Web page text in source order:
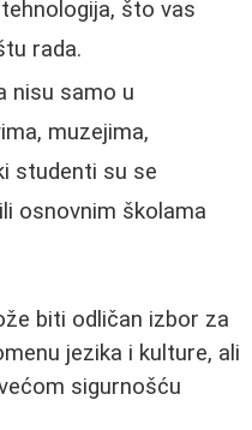
što vas
rada.
nisu samo u
muzejima,
studenti su se
osnovnim školama
biti odličan izbor za
jezika i kulture, ali
sigurnošću